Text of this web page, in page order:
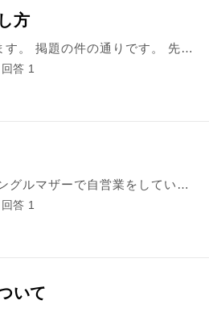
方
よろしくお願いいたします。 掲題の件の通りです。 先刻、別の質問をした際に登場した同僚についてお知恵をお貸しください。 その同僚は一時、自分に好意があるようでした。しかし、当方にその気がなかったためやんわり断ったところ、急に露骨に態度が冷たくなりました。 挨拶しても無視をされ、話しかけても冷たく返され、たまに来るLINEでは「役立たず」「使えねぇ」等きついことを言われます。また、そのやんわり断ったころから裏で悪口を言われているようでした。 しかし私は（良い人を演じていたこともあり）会社ではなるべくにこやかに接したいと思い、それらに対して何も気づかない・気にしていないふりをして今までそれとなく笑って流してまいりました。 今思えば、無理に彼に対して明るく接していたように思います。 しかしそんな中、先日その方と他の方と私若干名で飲みに行った際、あちらから「お前は性格が悪い」と言われました。 自分でも性格は良くないと自覚はしております。詳細は別の質問にある通りです。そこから起因する発言なのかどうなのかは定かではありませんが、その一言を聞いて、何かこう自分の中で『ガクッ』とくるものがありました。 自分の頑張ってきたことを無に帰された脱力感がすごいです。 また、その方は裏でいろいろな方の悪口を言う方なので、また一層裏で言われるんだろうなと思うと、「自分のふがいなさ」と」「別の質問で記載したような自身の人間性の浅さ」で周りの人にも嫌われているのではと疑心になります。 そんな中でお知恵をいただきたいのは、 ①この同僚のような人物に対してどのような心持で接していくべきなのか ②自分はどのように他人に対してふるまっていくべきなのか の2点でございます。その他にも戴けるお知恵がありましたらご教授いただけますと幸甚です。 長文申し訳ございません。どうぞよろしくお願い致します。
回答 1
はじめまして。 私はシングルマザーで自営業をしています。 何でも私自身が決断しなければならない立場です。 良く言えば、自由になります。 そのせいなのか、お金の絡む事を頼まれる事が多いです。 一番多額だったのは中学時代の同級生が借金があり、どうにか助けてくれと。 当時子供達は学生だったし、我が家にゆとりがないのを誰よりも知っていました。 彼女はご主人もいて、彼女のご両親、子供達も社会人になっていました。 状況を知って私に頼むのだから、よっぽど困っているのだと思い、生命保険から借りて彼女に貸しました。 返済前、彼女が『歌舞伎に行くから髪をセットして』と。仕事ですから、しました。 ですが、何か納得がいかず返済を急いでもらいました。 返済はしてくれました。 私も返済してくれたんだし、これまで通り友達って思っていましたが、彼女はそれっきり。 近所にいますが、音沙汰なしです。 年賀状も私が出すから返事が来る感じなので、今回出さなかったら来ませんでした。 完全に利用されたんだと。 また、違う人はネットワークビジネスで。 何度もお付き合いでお金出しましたが、もうやめようと思い断ったら、それっきり。 他にもいます。 私は見返りを求めている訳ではなかったのですが。 この頃は人付き合いが嫌になって来ました。 誰かの為に自分の出来る事をするのは、普通の事で、せめて『ありがとう』の気持ちはあって欲しいと思ってしまいます。 相手を仲の良い関係の人と信じているから、私に出来る事をする。 これからもその関係が続くと期待してる。 それが変わってしまったら、裏切られたと感じる。 やってくれるのは当たり前と思うものですか？ 私は心が狭いのでしょうか？ 長々とわかりにくい文章で申し訳ありません。 宜しくお願いします。
回答 1
いて